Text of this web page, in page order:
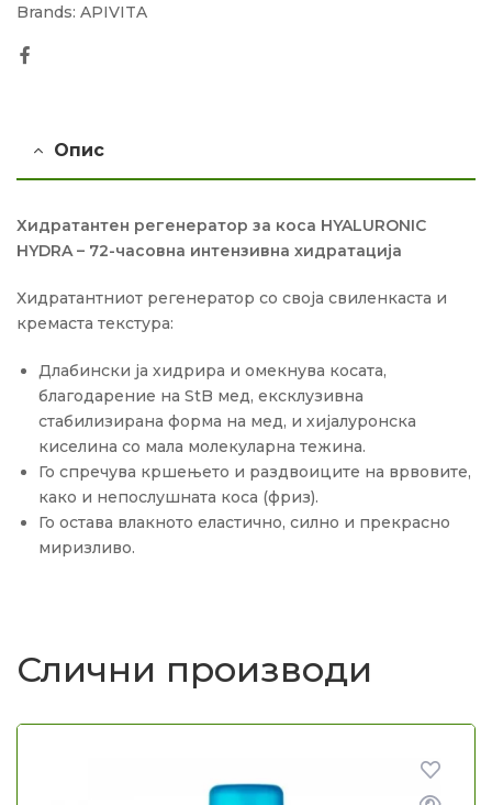
Brands: APIVITA
Опис
Хидратантен регенератор за коса HYALURONIC
HYDRA – 72-часовна интензивна хидратација
Хидратантниот регенератор со своја свиленкаста и
кремаста текстура:
Длабински ја хидрира и омекнува косата,
благодарение на StB мед, ексклузивна
стабилизирана форма на мед, и хијалуронска
киселина со мала молекуларна тежина.
Го спречува кршењето и раздвоиците на врвовите,
како и непослушната коса (фриз).
Го остава влакното еластично, силно и прекрасно
миризливо.
Слични производи